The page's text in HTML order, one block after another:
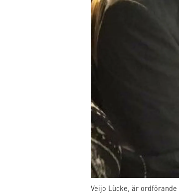
Veijo Lücke, är